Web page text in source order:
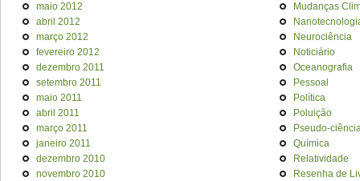
maio 2012
abril 2012
março 2012
fevereiro 2012
dezembro 2011
setembro 2011
maio 2011
abril 2011
março 2011
janeiro 2011
dezembro 2010
novembro 2010
Mudanças
Neurociência
Noticiário
Oceanografia
Pessoal
Política
Poluição
Pseudo-
Química
Relatividade
Resenha de